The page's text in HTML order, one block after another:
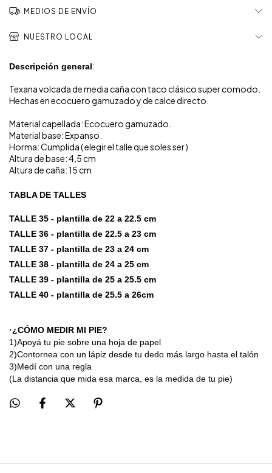
MEDIOS DE ENVÍO
NUESTRO LOCAL
Descripción general:
Texana volcada de media caña con taco clásico super comodo.
Hechas en ecocuero gamuzado y de calce directo.
Material capellada: Ecocuero gamuzado.
Material base: Expanso.
Horma: Cumplida ( elegir el talle que soles ser )
Altura de base: 4,5 cm
Altura de caña: 15 cm
TABLA DE TALLES
TALLE 35 - plantilla de 22 a 22.5 cm
TALLE 36 - plantilla de 22.5 a 23 cm
TALLE 37 - plantilla de 23 a 24 cm
TALLE 38 - plantilla de 24 a 25 cm
TALLE 39 - plantilla de 25 a 25.5 cm
TALLE 40 - plantilla de 25.5 a 26cm
·¿CÓMO MEDIR MI PIE?
1)Apoyá tu pie sobre una hoja de papel
2)Contornea con un lápiz desde tu dedo más largo hasta el talón
3)Medí con una regla
(La distancia que mida esa marca, es la medida de tu pie)